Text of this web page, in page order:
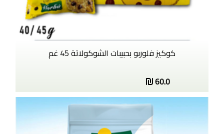
كوكيز فلوربو بحبيبات الشوكولاتة 45 غم
60.0